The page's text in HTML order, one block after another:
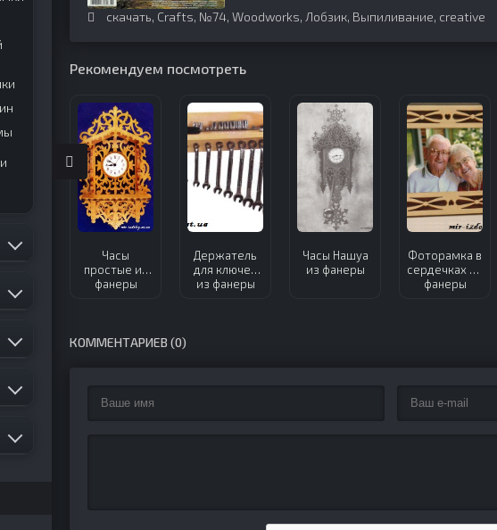
скачать, Crafts, №74, Woodworks, Лобзик, Выпиливание, creative
Рекомендуем посмотреть
Часы
простые из
фанеры
Держатель
для ключей
из фанеры
Часы Нашуа
из фанеры
Фоторамка в
сердечках из
фанеры
КОММЕНТАРИЕВ (0)